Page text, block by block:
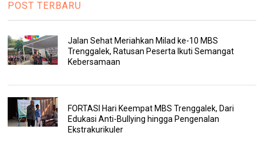
POST TERBARU
Jalan Sehat Meriahkan Milad ke-10 MBS
Trenggalek, Ratusan Peserta Ikuti Semangat
Kebersamaan
FORTASI Hari Keempat MBS Trenggalek, Dari
Edukasi Anti-Bullying hingga Pengenalan
Ekstrakurikuler